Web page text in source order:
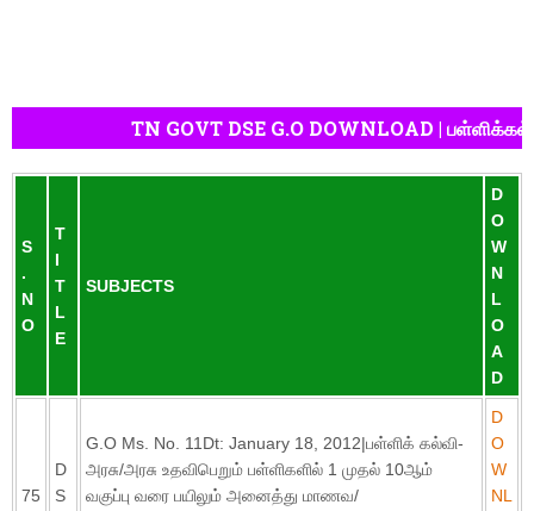
TN GOVT DSE G.O DOWNLOAD |
S
.
N
O
T
I
T
L
E
SUBJECTS
D
O
W
N
L
O
A
D
75
D
S
G.O Ms. No. 11Dt: January 18, 2012|பள்ளிக் கல்வி-
அரசு/அரசு உதவிபெறும் பள்ளிகளில் 1 முதல் 10ஆம்
வகுப்பு வரை பயிலும் அனைத்து மாணவ/
D
O
W
NL